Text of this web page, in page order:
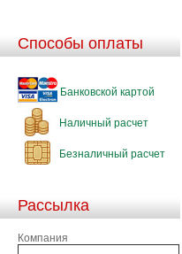
Способы оплаты
Банковской картой
Наличный расчет
Безналичный расчет
Рассылка
Компания